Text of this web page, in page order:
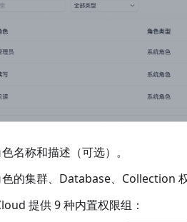
名称和描述（可选）。
的集群、Database、Collection
提供 9 种内置权限组：